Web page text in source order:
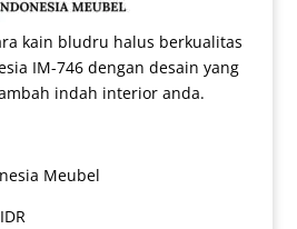
kain bludru halus berkualitas
IM-746 dengan desain yang
indah interior anda.
Meubel
IDR